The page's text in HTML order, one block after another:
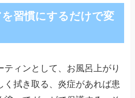
習慣にするだけで変
ィンとして、お風呂上がり
く拭き取る、炎症があれば患